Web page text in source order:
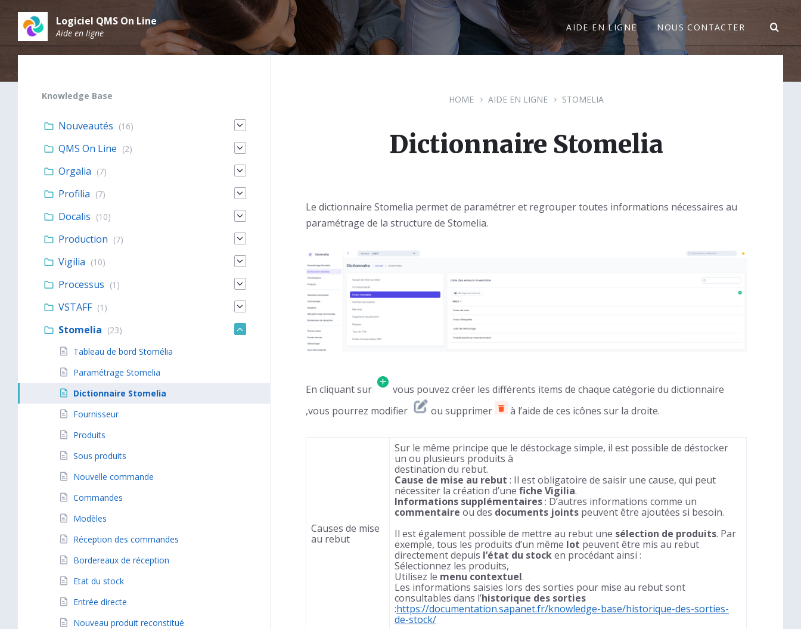
content
navigation
footer
Logiciel QMS On Line
Aide en ligne
AIDE EN LIGNE NOUS CONTACTER
HOME AIDE EN LIGNE STOMELIA
Dictionnaire Stomelia
Le dictionnaire Stomelia permet de paramétrer et regrouper toutes informations nécessaires au
paramétrage de la structure de Stomelia.
En cliquant sur
vous pouvez créer les différents items de chaque catégorie du dictionnaire
,vous pourrez modifier
ou supprimer à l’aide de ces icônes sur la droite.
Causes de mise
au rebut
Sur le même principe que le déstockage simple, il est possible de déstocker
un ou plusieurs produits à
destination du rebut.
Cause de mise au rebut : Il est obligatoire de saisir une cause, qui peut
nécessiter la création d’une fiche Vigilia.
Informations supplémentaires: D’autres informations comme un
commentaire ou des documents jointspeuvent être ajoutées si besoin.
Il est également possible de mettre au rebut une sélection de produits. Par
exemple, tous les produits d’un même lot peuvent être mis au rebut
directement depuis l’état du stocken procédant ainsi :
Sélectionnez les produits,
Utilisez le menu contextuel.
Les informations saisies lors des sorties pour mise au rebut sont
consultables dans l’historique des sorties
:https://documentation.sapanet.fr/knowledge-base/historique-des-sorties-
de-stock/
Knowledge Base
Nouveautés (16)
QMS On Line (2)
Orgalia (7)
Profilia (7)
Docalis (10)
Production (7)
Vigilia (10)
Processus (1)
VSTAFF (1)
Stomelia (23)
Tableau de bord Stomélia
Paramétrage Stomelia
Dictionnaire Stomelia
Fournisseur
Produits
Sous produits
Nouvelle commande
Commandes
Modèles
Réception des commandes
Bordereaux de réception
Etat du stock
Entrée directe
Nouveau produit reconstitué